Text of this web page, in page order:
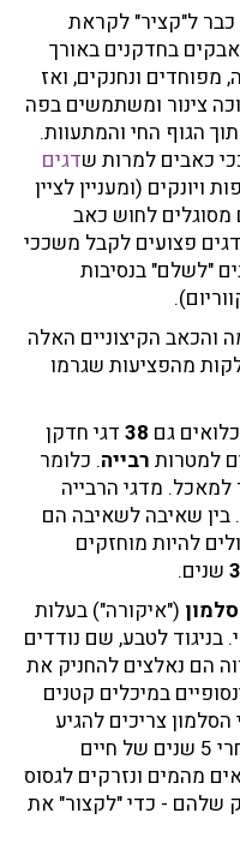
כבר ל"קציר" לקראת
בחדקנים באורך
מפוחדים ונחנקים, ואז
צינור ומשתמשים בפה
הגוף החי והמתעוות.
כאבים למרות שדגים
ויונקים (ומעניין לציין
מסוגלים לחוש כאב
פצועים לקבל משככי
"לשלם" בנסיבות
והכאב הקיצוניים האלה
מהפציעות שגרמו
גם 38 דגי חדקן
למטרות רבייה. כלומר
למאכל. מדגי הרבייה
בין שאיבה לשאיבה הם
להיות מוחזקים
שנים.
סלמון ("איקורה") בעלות
לטבע, שם נודדים
הם נאלצים להחניק את
במיכלים קטנים
צריכים להגיע
לבגרות מינית כדי לייצר ביצים. אחרי 5 שנים של חיים
מהמים ונזרקים לגסוס
שלהם - כדי "לקצור" את